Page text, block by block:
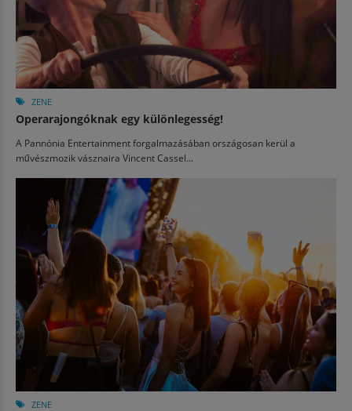
ZENE
Operarajongóknak egy különlegesség!
A Pannónia Entertainment forgalmazásában országosan kerül a
művészmozik vásznaira Vincent Cassel...
ZENE